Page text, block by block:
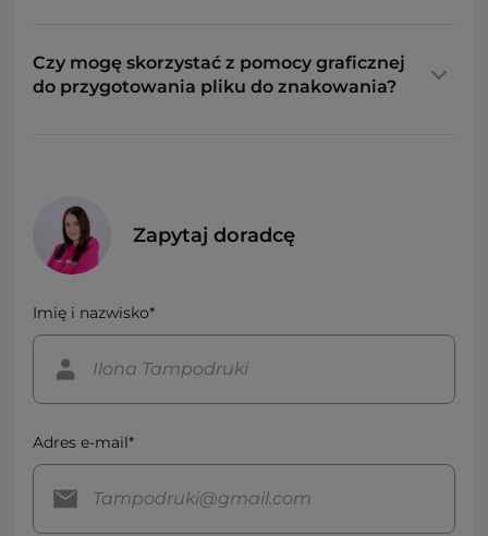
Czy mogę skorzystać z pomocy graficznej
do przygotowania pliku do znakowania?
Zapytaj doradcę
Imię i nazwisko*
Adres e-mail*